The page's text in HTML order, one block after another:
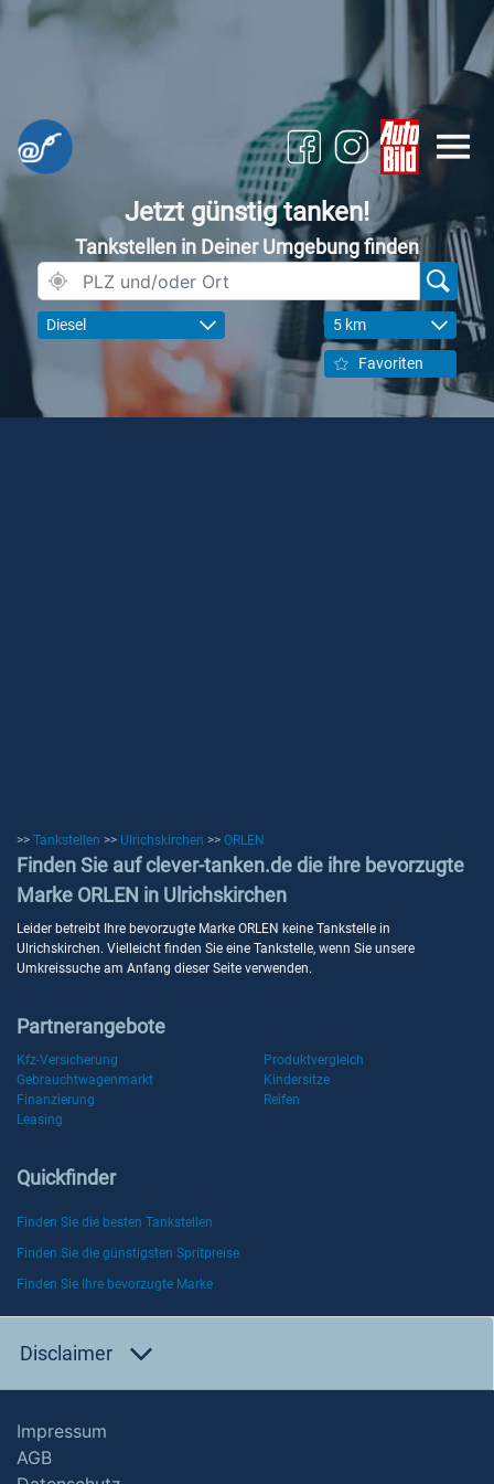
Jetzt günstig tanken!
Tankstellen in Deiner Umgebung finden
Diesel 5 km
Favoriten
>> Tankstellen >> Ulrichskirchen >> ORLEN
Finden Sie auf clever-tanken.de die ihre bevorzugte
Marke ORLEN in Ulrichskirchen
Leider betreibt Ihre bevorzugte Marke ORLEN keine Tankstelle in
Ulrichskirchen. Vielleicht finden Sie eine Tankstelle, wenn Sie unsere
Umkreissuche am Anfang dieser Seite verwenden.
Partnerangebote
Kfz-Versicherung
Produktvergleich
Gebrauchtwagenmarkt
Kindersitze
Finanzierung
Reifen
Leasing
Quickfinder
Finden Sie die besten Tankstellen
Finden Sie die günstigsten Spritpreise
Finden Sie Ihre bevorzugte Marke
Disclaimer
Impressum
AGB